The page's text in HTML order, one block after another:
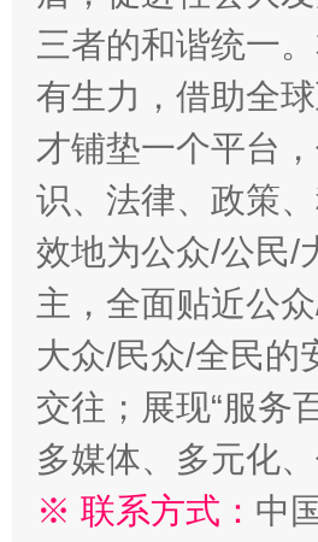
三者的和谐统一
有生力，借助全
才铺垫一个平台
识、法律、政策
效地为公众/公民/
主，全面贴近公
大众/民众/全民的
交往；展现“服务
多媒体、多元化
※ 联系方式： 中